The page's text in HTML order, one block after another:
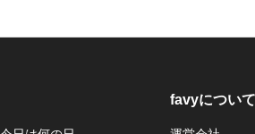
favyについて